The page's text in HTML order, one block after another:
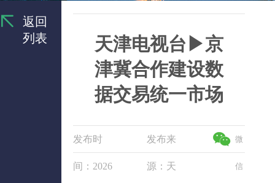
返回
列表
天津电视台▶京
津冀合作建设数
据交易统一市场
发布时
间：2026
发布来
源：天
微
信